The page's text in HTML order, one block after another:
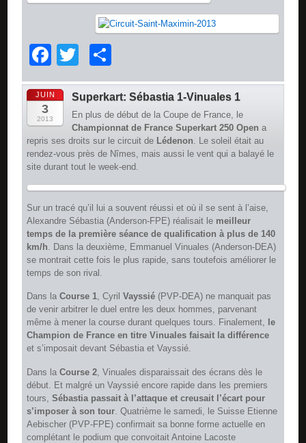
Facebook
Twitter
JUIN
3
2013
Superkart: Sébastia 1-Vinuales 1
En plus de début de la Coupe de France, le
Championnat de France Superkart 250 Open a
repris ses droits sur le circuit de Lédenon. Le soleil était au
rendez-vous près de Nîmes, mais aussi le vent qui a balayé le
site durant tout le week-end.
Sur un tracé qu’il lui a souvent réussi et où il se sent à l’aise,
Alexandre Sébastia (Anderson-FPE) réalisait le meilleur
temps de la première séance de qualification à plus de 140
km/h . Dans la deuxième, Emmanuel Vinuales (Anderson-DEA)
se montrait cette fois le plus rapide, sans toutefois améliorer le
temps de son rival.
Dans laCourse 1, CyrilVayssié (PVP-DEA) ne manquait pas
de venir arbitrer le duel entre les deux hommes, parvenant
même à mener la course durant quelques tours. Finalement, le
Champion de France en titre Vinuales faisait la différence
et s’imposait devant Sébastia et Vayssié.
Dans laCourse 2 , Vinuales disparaissait des écrans dès le
début. Et malgré un Vayssié encore rapide dans les premiers
tours,Sébastia passait à l’attaque et creusait l’écart pour
s’imposer à son tour . Quatrième le samedi, le Suisse Etienne
Aebischer (PVP-FPE) confirmait sa bonne forme actuelle en
complétant le podium que convoitait Antoine Lacoste